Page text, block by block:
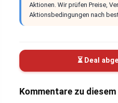
Aktionen. Wir prüfen Preise,
Aktionsbedingungen nach
⏳ Deal
Kommentare zu diesem